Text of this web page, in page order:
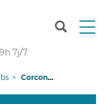
T
n
7j/7
Corcondray